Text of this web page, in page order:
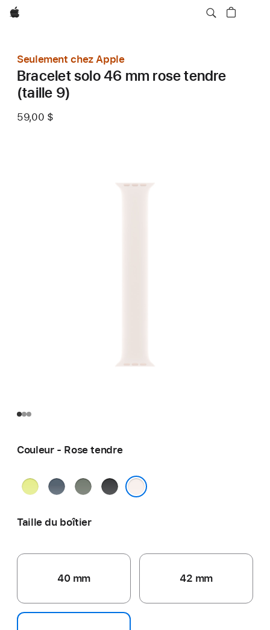
Apple
Seulement chez Apple
Bracelet solo 46 mm rose tendre
(taille 9)
59,00 $
Couleur - Rose tendre
JauneBleu
Gris-
Noir
Taille du boîtier
40 mm 42 mm